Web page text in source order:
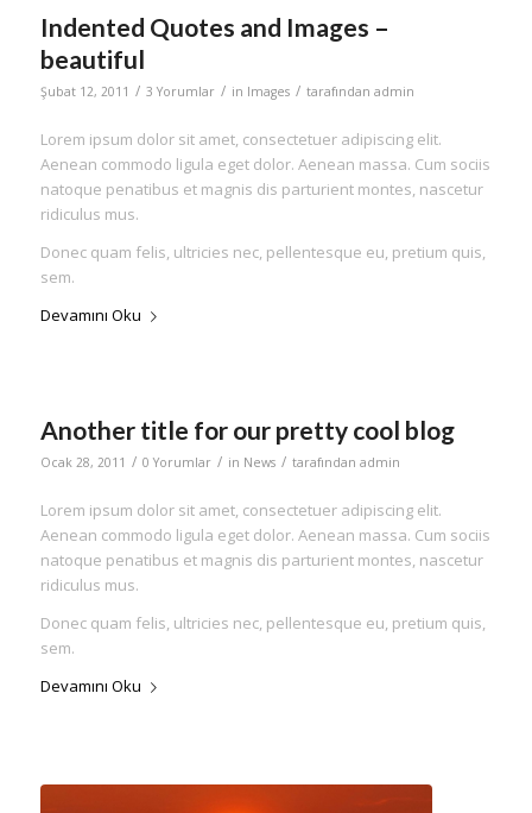
Indented Quotes and Images –
beautiful
Şubat 12, 2011 / 3 Yorumlar / in Images / tarafından admin
Lorem ipsum dolor sit amet, consectetuer adipiscing elit.
Aenean commodo ligula eget dolor. Aenean massa. Cum sociis
natoque penatibus et magnis dis parturient montes, nascetur
ridiculus mus.
Donec quam felis, ultricies nec, pellentesque eu, pretium quis,
sem.
Devamını Oku
Another title for our pretty cool blog
Ocak 28, 2011 / 0 Yorumlar / in News / tarafından admin
Lorem ipsum dolor sit amet, consectetuer adipiscing elit.
Aenean commodo ligula eget dolor. Aenean massa. Cum sociis
natoque penatibus et magnis dis parturient montes, nascetur
ridiculus mus.
Donec quam felis, ultricies nec, pellentesque eu, pretium quis,
sem.
Devamını Oku